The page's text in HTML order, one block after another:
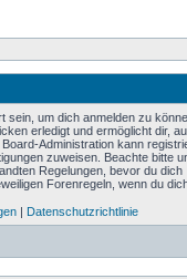
sein, um dich anmelden zu
erledigt und ermöglicht dir,
Administration kann
zuweisen. Beachte bitte
Regelungen, bevor du dich
Forenregeln, wenn du
| Datenschutzrichtlinie